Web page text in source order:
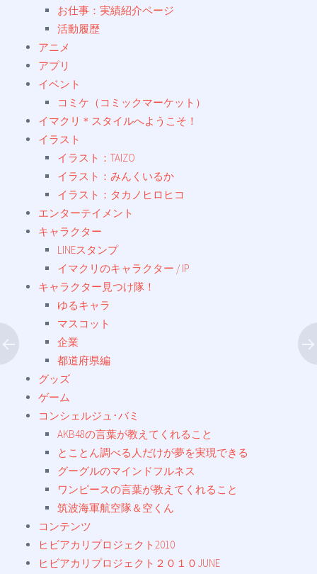
お仕事：実績紹介ページ
活動履歴
アニメ
アプリ
イベント
コミケ（コミックマーケット）
イマクリ＊スタイルへようこそ！
イラスト
イラスト：TAIZO
イラスト：みんくいるか
イラスト：タカノヒロヒコ
エンターテイメント
キャラクター
LINEスタンプ
イマクリのキャラクター / IP
キャラクター見つけ隊！
ゆるキャラ
マスコット
企業
都道府県編
グッズ
ゲーム
コンシェルジュ･バミ
AKB48の言葉が教えてくれること
とことん調べる人だけが夢を実現できる
グーグルのマインドフルネス
ワンピースの言葉が教えてくれること
筑波海軍航空隊＆空くん
コンテンツ
ヒビアカリプロジェクト2010
ヒビアカリプロジェクト２０１０JUNE